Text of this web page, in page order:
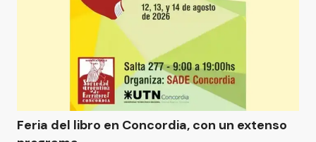
Feria del libro en Concordia, con un extenso